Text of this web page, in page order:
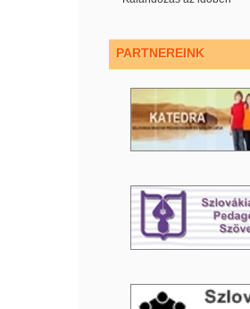
PARTNEREINK